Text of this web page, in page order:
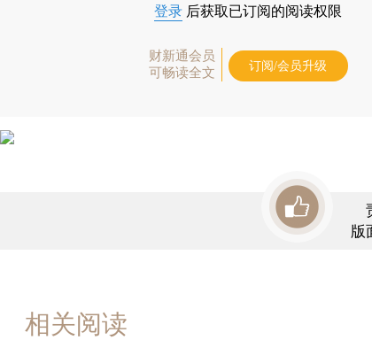
登录 后获取已订阅的阅读权限
财新通会员
可畅读全文
订阅/会员升级
版
相关阅读